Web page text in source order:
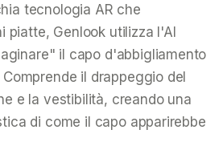
tecnologia AR che
piatte, Genlook utilizza l'AI
il capo d'abbigliamento
il drappeggio del
e la vestibilità, creando una
di come il capo apparirebbe